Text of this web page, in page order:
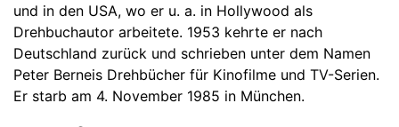
und in den USA, wo er u. a. in Hollywood als
Drehbuchautor arbeitete. 1953 kehrte er nach
Deutschland zurück und schrieben unter dem Namen
Peter Berneis Drehbücher für Kinofilme und TV-Serien.
Er starb am 4. November 1985 in München.